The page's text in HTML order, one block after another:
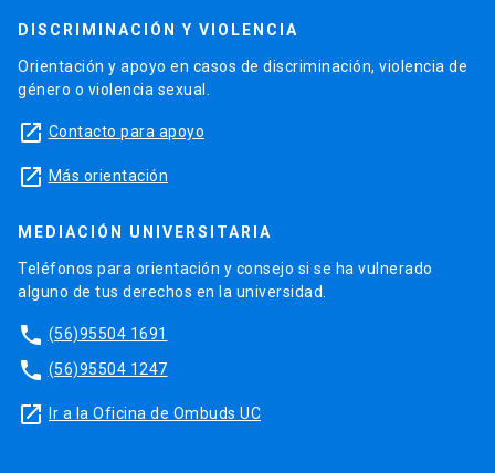
DISCRIMINACIÓN Y VIOLENCIA
Orientación y apoyo en casos de discriminación, violencia de
género o violencia sexual.
launch Contacto para apoyo
launch Más orientación
MEDIACIÓN UNIVERSITARIA
Teléfonos para orientación y consejo si se ha vulnerado
alguno de tus derechos en la universidad.
phone (56)95504 1691
phone (56)95504 1247
launch Ir a la Oficina de Ombuds UC